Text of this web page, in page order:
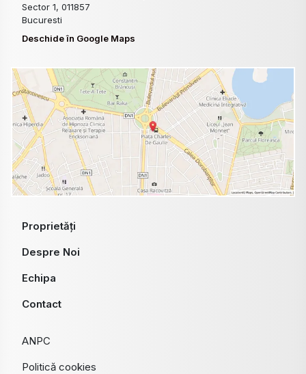
Sector 1, 011857
Bucuresti
Deschide în Google Maps
Proprietăți
Despre Noi
Echipa
Contact
ANPC
Politică cookies